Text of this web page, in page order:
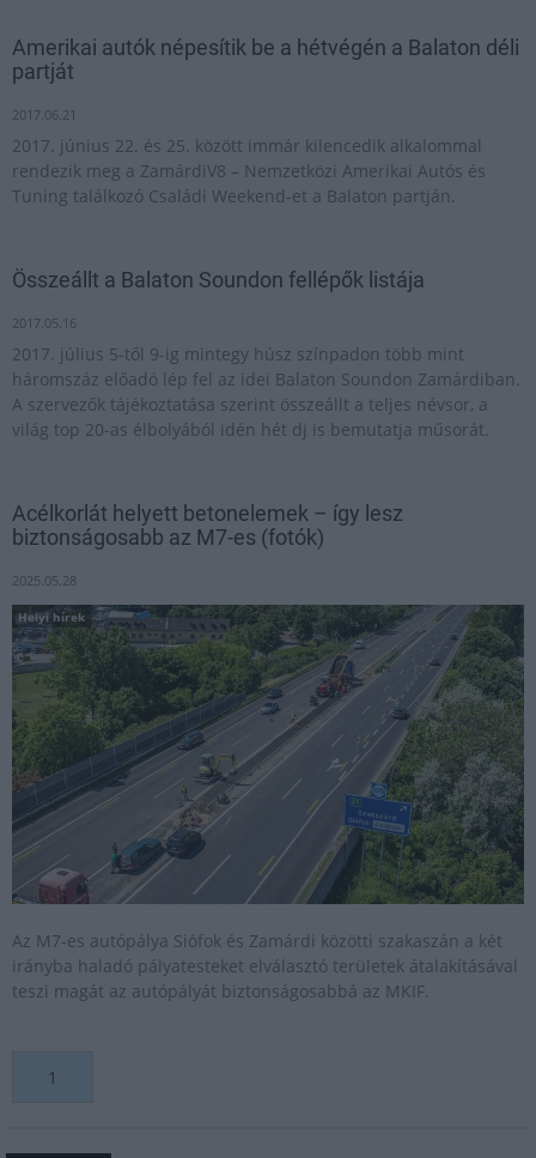
Amerikai autók népesítik be a hétvégén a Balaton déli
partját
2017.06.21
2017. június 22. és 25. között immár kilencedik alkalommal
rendezik meg a ZamárdiV8 – Nemzetközi Amerikai Autós és
Tuning találkozó Családi Weekend-et a Balaton partján.
Összeállt a Balaton Soundon fellépők listája
2017.05.16
2017. július 5-től 9-ig mintegy húsz színpadon több mint
háromszáz előadó lép fel az idei Balaton Soundon Zamárdiban.
A szervezők tájékoztatása szerint összeállt a teljes névsor, a
világ top 20-as élbolyából idén hét dj is bemutatja műsorát.
Acélkorlát helyett betonelemek – így lesz
biztonságosabb az M7-es (fotók)
2025.05.28
Helyi hírek
Az M7-es autópálya Siófok és Zamárdi közötti szakaszán a két
irányba haladó pályatesteket elválasztó területek átalakításával
teszi magát az autópályát biztonságosabbá az MKIF.
1